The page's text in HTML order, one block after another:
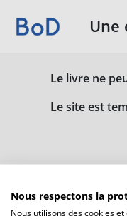
Une
Le livre ne
Le site est
Nous respectons la
Nous utilisons des cookies